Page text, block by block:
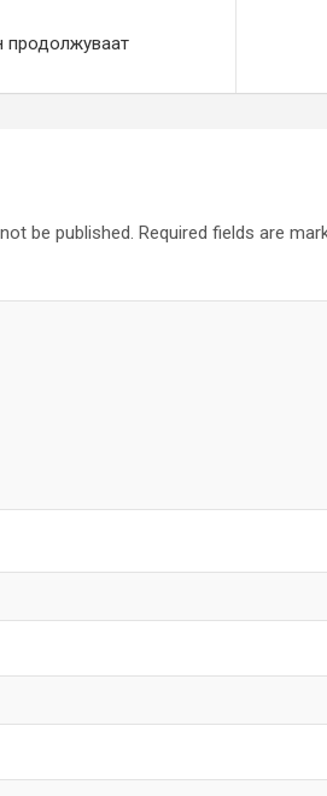
продолжуваат
be published. Required fields are